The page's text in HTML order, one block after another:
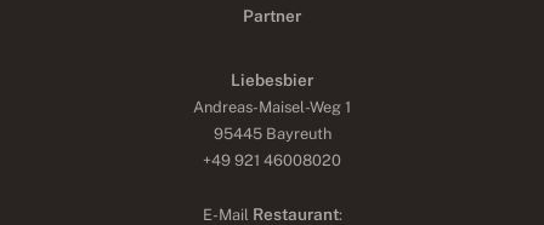
Partner
Liebesbier
Andreas-Maisel-Weg 1
95445 Bayreuth
+49 921 46008020
E-Mail Restaurant: